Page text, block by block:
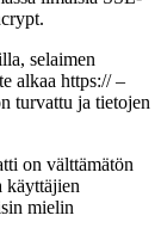
selaimen
alkaa https:// –
turvattu ja tietojen
on välttämätön
käyttäjien
mielin